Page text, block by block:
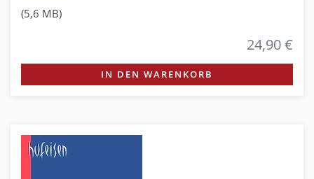
(5,6 MB)
24,90 €
IN DEN WARENKORB